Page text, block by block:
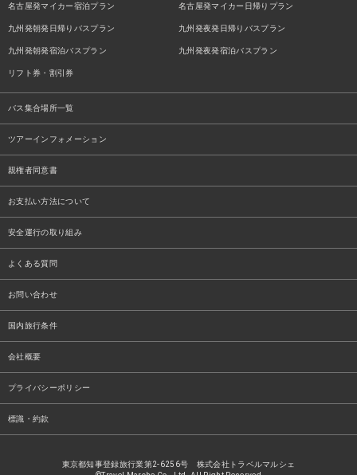
名古屋発マイカー宿泊プラン 名古屋発マイカー日帰りプラン
九州発朝発日帰りバスプラン 九州発夜発日帰りバスプラン
九州発朝発宿泊バスプラン 九州発夜発宿泊バスプラン
リフト券・割引券
バス集合場所一覧
ツアーインフォメーション
親権者同意書
お支払い方法について
安全運行の取り組み
よくある質問
お問い合わせ
国内旅行条件
会社概要
プライバシーポリシー
標識・約款
東京都知事登録旅行業第2-6256号 株式会社トラベルマルシェ